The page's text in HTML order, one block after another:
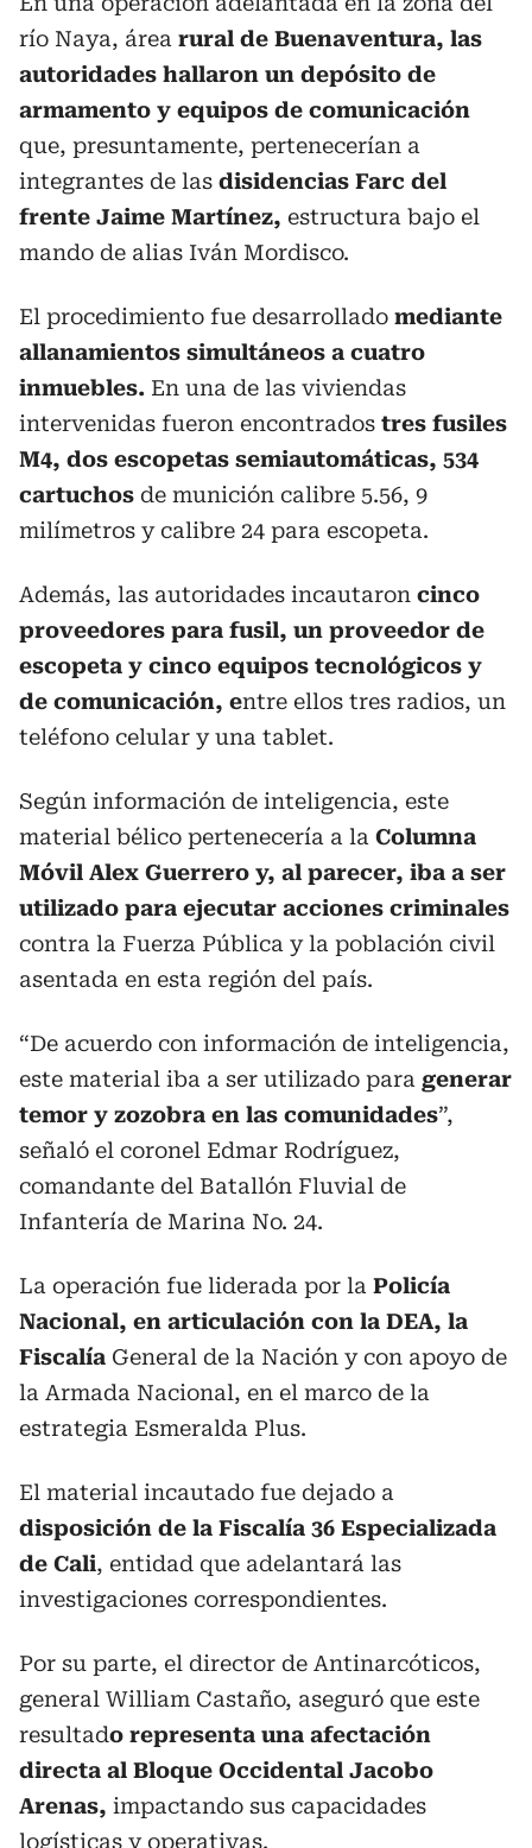
río Naya, área rural de Buenaventura, las
autoridades hallaron un depósito de
armamento y equipos de comunicación
que, presuntamente, pertenecerían a
integrantes de las disidencias Farc del
frente Jaime Martínez, estructura bajo el
mando de alias Iván Mordisco.
El procedimiento fue desarrollado mediante
allanamientos simultáneos a cuatro
inmuebles. En una de las viviendas
intervenidas fueron encontrados tres fusiles
M4, dos escopetas semiautomáticas, 534
cartuchos de munición calibre 5.56, 9
milímetros y calibre 24 para escopeta.
Además, las autoridades incautaron cinco
proveedores para fusil, un proveedor de
escopeta y cinco equipos tecnológicos y
de comunicación, entre ellos tres radios, un
teléfono celular y una tablet.
Según información de inteligencia, este
material bélico pertenecería a la Columna
Móvil Alex Guerrero y, al parecer, iba a ser
utilizado para ejecutar acciones criminales
contra la Fuerza Pública y la población civil
asentada en esta región del país.
“De acuerdo con información de inteligencia,
este material iba a ser utilizado para generar
temor y zozobra en las comunidades”,
señaló el coronel Edmar Rodríguez,
comandante del Batallón Fluvial de
Infantería de Marina No. 24.
La operación fue liderada por la Policía
Nacional, en articulación con la DEA, la
Fiscalía General de la Nación y con apoyo de
la Armada Nacional, en el marco de la
estrategia Esmeralda Plus.
El material incautado fue dejado a
disposición de la Fiscalía 36 Especializada
de Cali, entidad que adelantará las
investigaciones correspondientes.
Por su parte, el director de Antinarcóticos,
general William Castaño, aseguró que este
resultado representa una afectación
directa al Bloque Occidental Jacobo
Arenas, impactando sus capacidades
logísticas y operativas.